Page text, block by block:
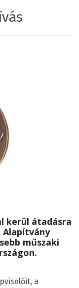
kerül átadásra
Alapítvány
műszaki
a